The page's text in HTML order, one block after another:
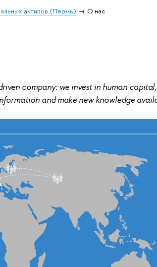
активов (Пермь) О нас
company: we invest in human capital,
and make new knowledge